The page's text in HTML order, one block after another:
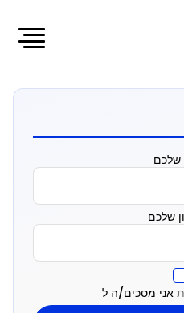
שלכם
אני מסכים/ה ל